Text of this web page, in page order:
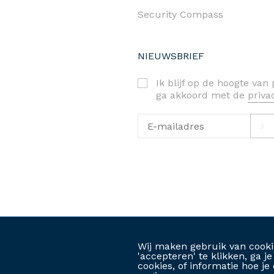
Wij maken gebruik van
'accepteren' te klikken, ga
cookies, of informatie hoe je
Security Compass
NIEUWSBRIEF
Ik blijf op de hoogte
ga akkoord met de
©2026. RAS bv-srl